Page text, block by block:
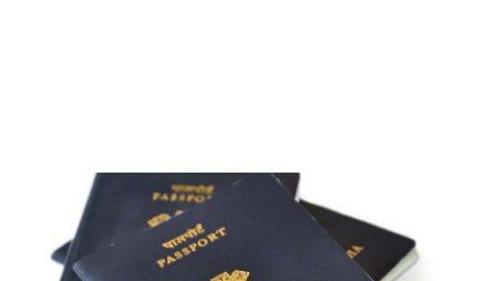
Prayagraj:- इतिहास के पन्नों में विलुप्त हो गये स्वतंत्रता
Mau Beat Media
Fear of missing out-FOMO
Mau Beat Media Sep 22 2024